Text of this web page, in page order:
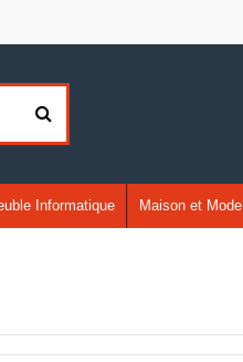
Informatique Maison et Mode